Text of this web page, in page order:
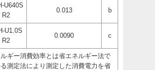
U640S
R2
0.013 b
U1.0S
R2
0.0090 c
ギー消費効率とは省エネルギー法で
測定法により測定した消費電力を省